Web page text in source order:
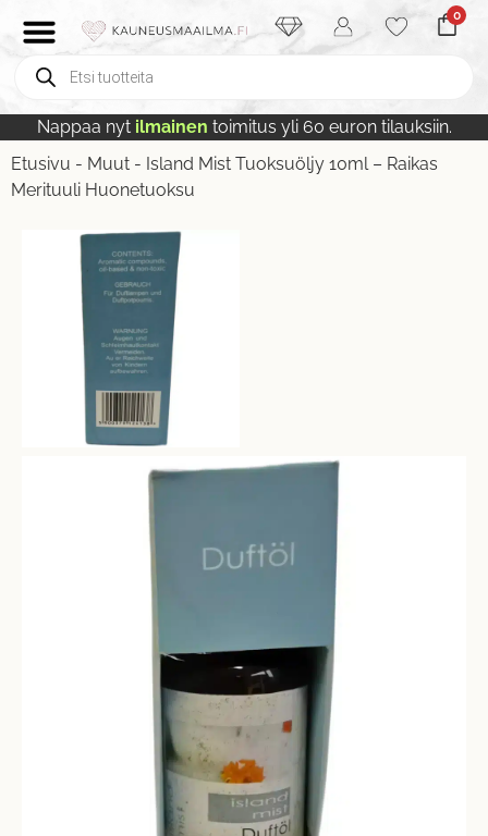
0
Nappaa nyt ilmainen toimitus yli 60 euron tilauksiin.
Etusivu - Muut - Island Mist Tuoksuöljy 10ml – Raikas
Merituuli Huonetuoksu